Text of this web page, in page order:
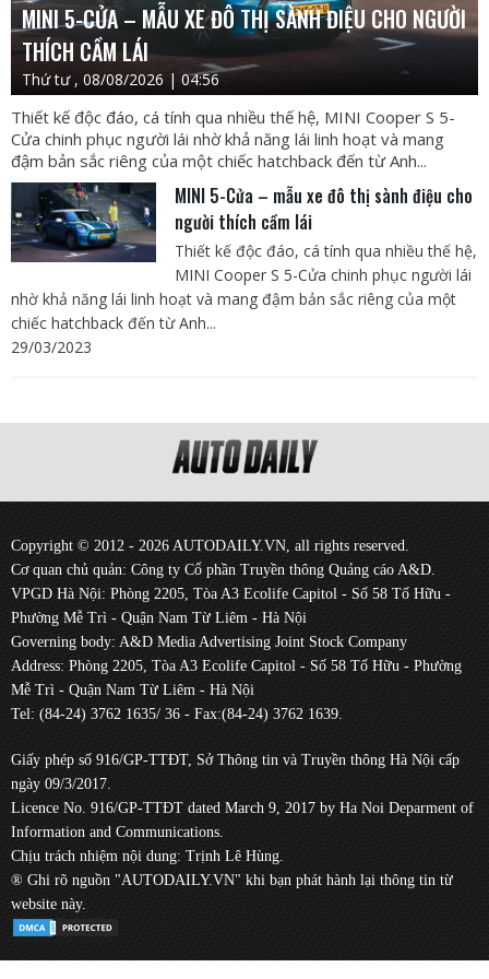
MINI 5-CỬA – MẪU XE ĐÔ THỊ SÀNH ĐIỆU CHO NGƯỜI
THÍCH CẦM LÁI
Thứ tư , 08/08/2026 | 04:56
Thiết kế độc đáo, cá tính qua nhiều thế hệ, MINI Cooper S 5-
Cửa chinh phục người lái nhờ khả năng lái linh hoạt và mang
đậm bản sắc riêng của một chiếc hatchback đến từ Anh...
MINI 5-Cửa – mẫu xe đô thị sành điệu cho
người thích cầm lái
Thiết kế độc đáo, cá tính qua nhiều thế hệ,
MINI Cooper S 5-Cửa chinh phục người lái
nhờ khả năng lái linh hoạt và mang đậm bản sắc riêng của một
chiếc hatchback đến từ Anh...
29/03/2023
Copyright © 2012 - 2026 AUTODAILY.VN, all rights reserved.
Cơ quan chủ quản: Công ty Cổ phần Truyền thông Quảng cáo A&D.
VPGD Hà Nội: Phòng 2205, Tòa A3 Ecolife Capitol - Số 58 Tố Hữu -
Phường Mễ Trì - Quận Nam Từ Liêm - Hà Nội
Governing body: A&D Media Advertising Joint Stock Company
Address: Phòng 2205, Tòa A3 Ecolife Capitol - Số 58 Tố Hữu - Phường
Mễ Trì - Quận Nam Từ Liêm - Hà Nội
Tel: (84-24) 3762 1635/ 36 - Fax:(84-24) 3762 1639.
Giấy phép số 916/GP-TTĐT, Sở Thông tin và Truyền thông Hà Nội cấp
ngày 09/3/2017.
Licence No. 916/GP-TTĐT dated March 9, 2017 by Ha Noi Deparment of
Information and Communications.
Chịu trách nhiệm nội dung: Trịnh Lê Hùng.
® Ghi rõ nguồn "AUTODAILY.VN" khi bạn phát hành lại thông tin từ
website này.